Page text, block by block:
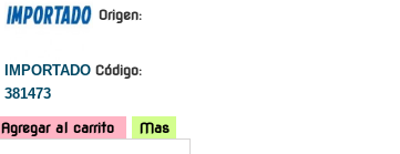
Origen:
IMPORTADO Código:
381473
Agregar al carrito
Mas